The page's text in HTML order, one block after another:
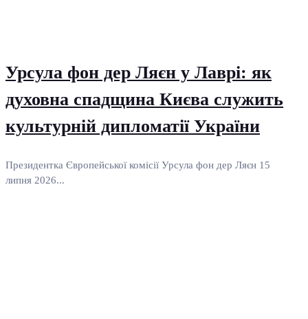
Урсула фон дер Ляєн у Лаврі: як
духовна спадщина Києва служить
культурній дипломатії України
Президентка Європейської комісії Урсула фон дер Ляєн 15
липня 2026...